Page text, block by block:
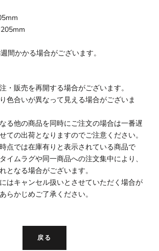
間かかる場合がございます。
・販売を再開する場合がございます。
色合いが異なって見える場合がございま
る他の商品を同時にご注文の場合は一番遅
ての出荷となりますのでご注意ください。
点では在庫有りと表示されている商品で
イムラグや同一商品への注文集中により、
となる場合がございます。
はキャンセル扱いとさせていただく場合が
らかじめご了承ください。
戻る